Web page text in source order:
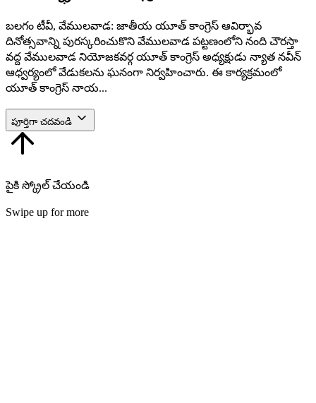
బలగం టీవీ, వేములవాడ: జాతీయ యూత్ కాంగ్రెస్ ఆవిర్భావ
దినోత్సవాన్ని పురస్కరించుకొని వేములవాడ పట్టణంలోని నంది చౌరస్తా
వద్ద వేములవాడ నియోజకవర్గ యూత్ కాంగ్రెస్ అధ్యక్షుడు న్యాత నవీన్
ఆధ్వర్యంలో వేడుకలను ఘనంగా నిర్వహించారు. ఈ కార్యక్రమంలో
యూత్ కాంగ్రెస్ నాయ...
పూర్తిగా చదవండి
పైకి స్క్రోల్ చేయండి
Swipe up for more